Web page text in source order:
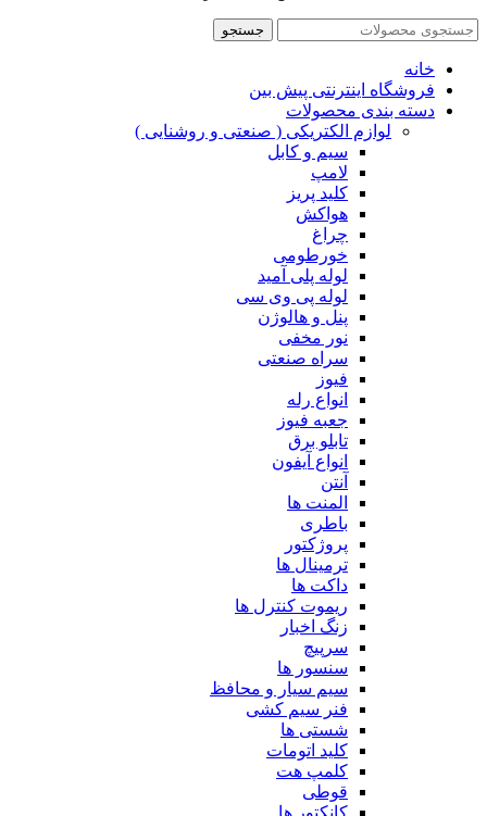
جستجو
خانه
فروشگاه اینترنتی پیش بین
دسته بندی محصولات
لوازم الکتریکی ( صنعتی و روشنایی )
سیم و کابل
لامپ
کلید پریز
هواکش
چراغ
خورطومی
لوله پلی آمید
لوله پی وی سی
پنل و هالوژن
نور مخفی
سراه صنعتی
فیوز
انواع رله
جعبه فیوز
تابلو برق
انواع آیفون
آنتن
المنت ها
باطری
پروژکتور
ترمینال ها
داکت ها
ریموت کنترل ها
زنگ اخبار
سرپیچ
سنسور ها
سیم سیار و محافظ
فنر سیم کشی
شستی ها
کلید اتومات
کلمپ هت
قوطی